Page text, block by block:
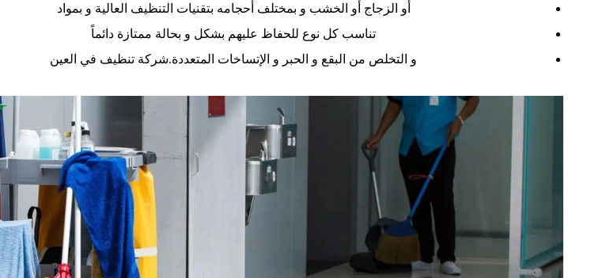
أو الزجاج أو الخشب و بمختلف أحجامه بتقنيات التنظيف العالية و بمواد
تناسب كل نوع للحفاظ عليهم بشكل و بحالة ممتازة دائماً
و التخلص من البقع و الحبر و الإتساخات المتعددة.شركة تنظيف في العين